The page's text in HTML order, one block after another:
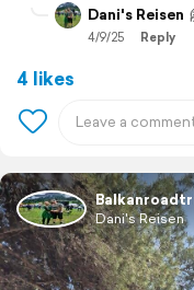
Dani's Reisen
4/9/25 Reply
4 likes
Dani's Reisen